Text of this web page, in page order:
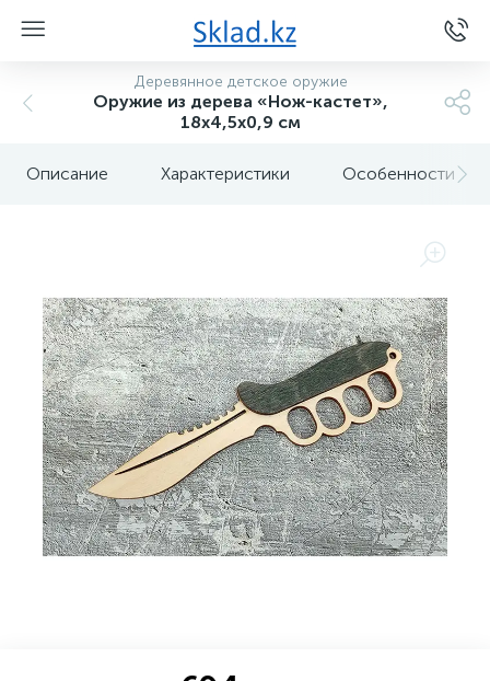
Деревянное детское оружие
Оружие из дерева «Нож-кастет»,
18х4,5х0,9 см
Описание Характеристики Особенности